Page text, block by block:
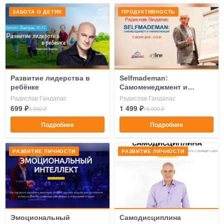
ЗАБОТА О ДЕТЯХ
Развитие лидерства в
ребёнке
Радислав Гандапас
699 ₽3 000 ₽
Подробнее
ПРОДУКТИВНОСТЬ
Selfmademan:
Самоменеджмент и
Самомотивация
Радислав Гандапас
1 499 ₽15 000 ₽
Подробнее
РАЗВИТИЕ ЛИЧНОСТИ
Эмоциональный
РАЗВИТИЕ ЛИЧНОСТИ
Самодисциплина